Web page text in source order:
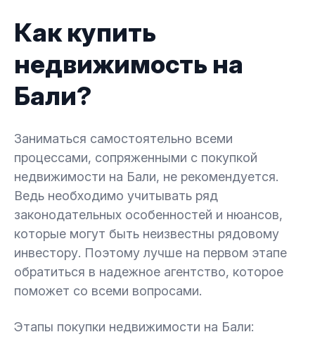
Как купить
недвижимость на
Бали?
Заниматься самостоятельно всеми
процессами, сопряженными с покупкой
недвижимости на Бали, не рекомендуется.
Ведь необходимо учитывать ряд
законодательных особенностей и нюансов,
которые могут быть неизвестны рядовому
инвестору. Поэтому лучше на первом этапе
обратиться в надежное агентство, которое
поможет со всеми вопросами.
Этапы покупки недвижимости на Бали: